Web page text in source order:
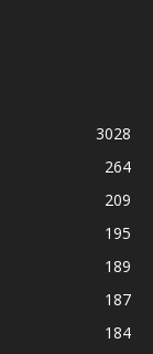
3028
264
209
195
189
187
184